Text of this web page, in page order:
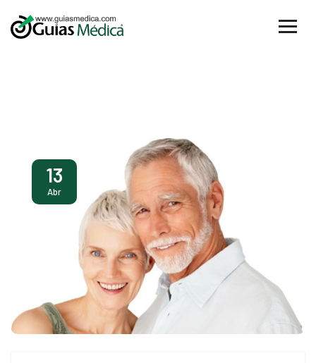
13
Abr